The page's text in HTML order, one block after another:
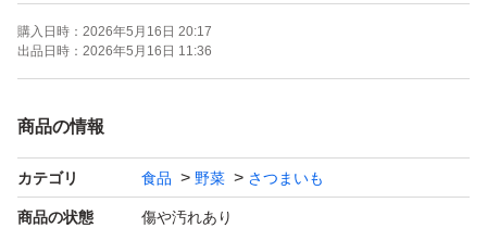
2S~ 3Lサイズ混合です
特徴...農家直送, 訳あり
土付きです
購入日時： 2026年5月16日 20:17
出品日時： 2026年5月16日 11:36
商品の情報
カテゴリ 食品 野菜 さつまいも
商品の状態 傷や汚れあり